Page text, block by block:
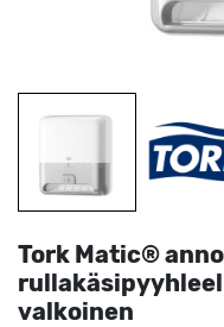
Tork Matic®
valkoinen